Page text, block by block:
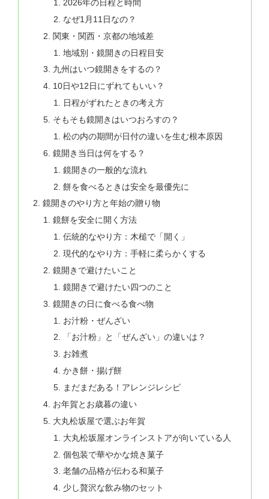
2026年の日程と時間
なぜ1月11日なの？
関東・関西・京都の地域差
地域別・鏡開きの日程目安
九州はいつ鏡開きをするの？
10日や12日にずれてもいい？
日程がずれたときの考え方
そもそも鏡開きはいつおろすの？
松の内の期間が日付の違いを生む根本原因
鏡開き当日は何をする？
鏡開きの一般的な流れ
餅を食べるときは安全を最優先に
鏡開きのやり方と年始の贈り物
鏡餅を安全に開く方法
伝統的なやり方：木槌で「開く」
現代的なやり方：手軽に柔らかくする
鏡開きで避けたいこと
鏡開きで避けたい四つのこと
鏡開きの日に食べる食べ物
お汁粉・ぜんざい
「お汁粉」と「ぜんざい」の違いは？
お雑煮
かき餅・揚げ餅
まだまだある！アレンジレシピ
お年賀とお歳暮の違い
大丸松坂屋で選ぶお年賀
大丸松坂屋オンラインストアが向いている人
個包装で華やかな焼き菓子
老舗の品格が伝わる和菓子
少し贅沢な飲み物のセット